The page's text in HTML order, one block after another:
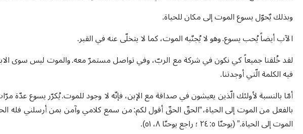
وبذلك يٌحوّل يسوع الموت إلى مكان للحياة.
الآب أيضاً يُحب يسوع. وهو لا يُجنّبه الموت، كما لا يتخلّى عنه في القبر.
لقد خُلقنا جميعاً كي نكون في شركة مع الربّ، وفي تواصل مستمرّ معه. والموت ليس سوى
فيه الكلمة الّتي أوجدتنا.
أمّا بالنسبة لأولئك الّذين يعيشون في صداقة مع الإبن، فإنّه لا وجود للموت. يُكرّر يسوع عدّة
بالفعل من الموت إلى الحياة، “الحقّ الحقّ أقول لكم: من سمع كلامي وآمن بمن أرسلني فله
الموت إلى الحياة.” (يوحنّا ٥: ٢٤ ؛ راجع يوحنّا ٨، ٥١).